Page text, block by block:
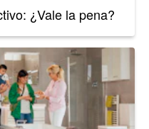
¿Vale la pena?